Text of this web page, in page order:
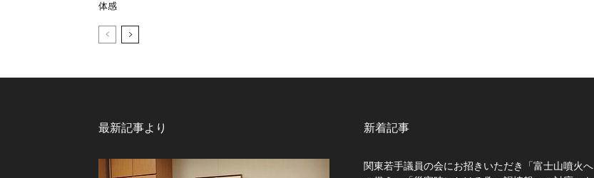
体感
最新記事より 新着記事
関東若手議員の会にお招きいただき「富士山噴火へ